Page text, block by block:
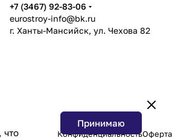
+7 (3467) 92-83-06
eurostroy-info@bk.ru
г. Ханты-Мансийск, ул. Чехова 82
КонфиденциальностьОферта
что
Принимаю